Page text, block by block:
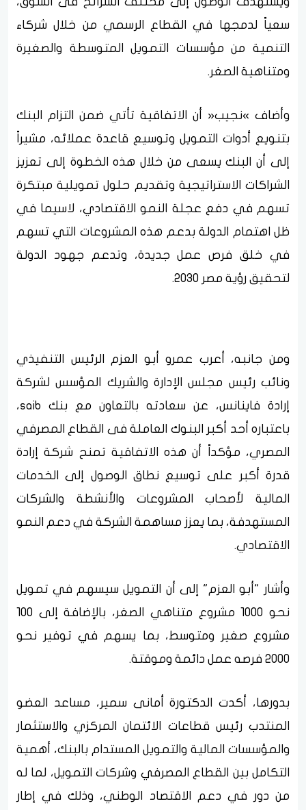
سعياً لدمجها في القطاع الرسمي من خلال شركاء
التنمية من مؤسسات التمويل المتوسطة والصغيرة
ومتناهية الصغر.
وأضاف »نجيب« أن الاتفاقية تأتي ضمن التزام البنك
بتنويع أدوات التمويل وتوسيع قاعدة عملائه، مشيراً
إلى أن البنك يسعى من خلال هذه الخطوة إلى تعزيز
الشراكات الاستراتيجية وتقديم حلول تمويلية مبتكرة
تسهم في دفع عجلة النمو الاقتصادي، لاسيما في
ظل اهتمام الدولة بدعم هذه المشروعات التي تسهم
في خلق فرص عمل جديدة، وتدعم جهود الدولة
لتحقيق رؤية مصر 2030.
ومن جانبه، أعرب عمرو أبو العزم الرئيس التنفيذي
ونائب رئيس مجلس الإدارة والشريك المؤسس لشركة
إرادة فاينانس، عن سعادته بالتعاون مع بنك saib،
باعتباره أحد أكبر البنوك العاملة فى القطاع المصرفي
المصري، مؤكداً أن هذه الاتفاقية تمنح شركة إرادة
قدرة أكبر على توسيع نطاق الوصول إلى الخدمات
المالية لأصحاب المشروعات والأنشطة والشركات
المستهدفة، بما يعزز مساهمة الشركة في دعم النمو
الاقتصادي.
وأشار "أبو العزم" إلى أن التمويل سيسهم في تمويل
نحو 1000 مشروع متناهي الصغر، بالإضافة إلى 100
مشروع صغير ومتوسط، بما يسهم في توفير نحو
2000 فرصه عمل دائمة وموقتة.
بدورها، أكدت الدكتورة أمانى سمير، مساعد العضو
المنتدب رئيس قطاعات الائتمان المركزي والاستثمار
والمؤسسات المالية والتمويل المستدام بالبنك، أهمية
التكامل بين القطاع المصرفي وشركات التمويل، لما له
من دور في دعم الاقتصاد الوطني، وذلك في إطار